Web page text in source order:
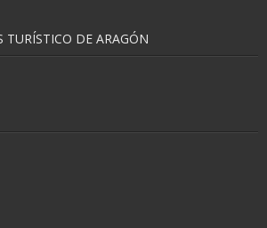
TURÍSTICO DE ARAGÓN